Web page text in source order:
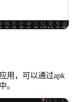
用，可以通过apk
。